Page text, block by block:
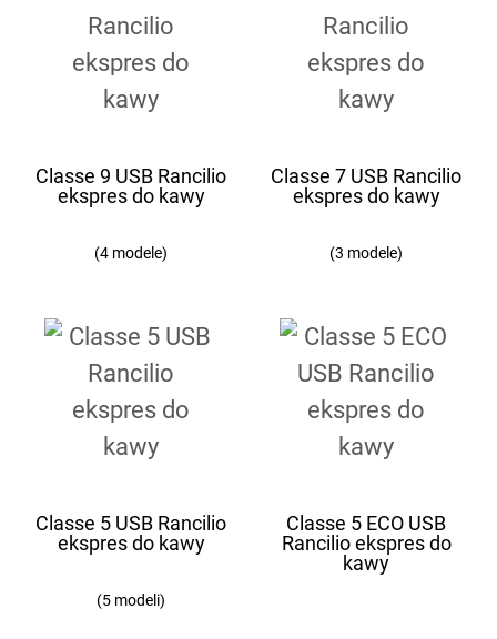
Classe 9 USB Rancilio
ekspres do kawy
(4 modele)
Classe 7 USB Rancilio
ekspres do kawy
(3 modele)
Classe 5 USB Rancilio
ekspres do kawy
(5 modeli)
Classe 5 ECO USB
Rancilio ekspres do
kawy